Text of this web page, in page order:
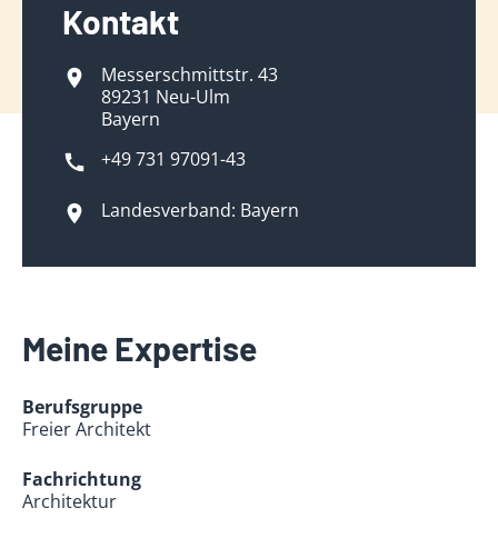
Kontakt
Messerschmittstr. 43
89231 Neu-Ulm
Bayern
+49 731 97091-43
Landesverband: Bayern
Meine Expertise
Berufsgruppe
Freier Architekt
Fachrichtung
Architektur